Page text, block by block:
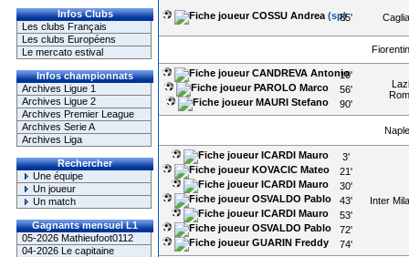
Infos Clubs
Les clubs Français
Les clubs Européens
Le mercato estival
Infos championnats
Archives Ligue 1
Archives Ligue 2
Archives Premier League
Archives Serie A
Archives Liga
Rechercher
Une équipe
Un joueur
Un match
Gagnants mensuel L1
05-2026 Mathieufoot0112
04-2026 Le capitaine
COSSU Andrea (sp)85'
CANDREVA Antonio
19'
PAROLO Marco
56'
MAURI Stefano
90'
ICARDI Mauro
3'
KOVACIC Mateo
21'
ICARDI Mauro
30'
OSVALDO Pablo
43'
ICARDI Mauro
53'
OSVALDO Pablo
72'
GUARIN Freddy
74'
Inter